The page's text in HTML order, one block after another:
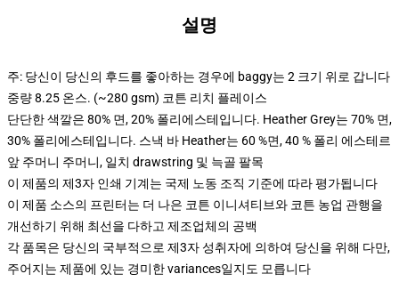
설명
주: 당신이 당신의 후드를 좋아하는 경우에 baggy는 2 크기 위로 갑니다
중량 8.25 온스. (~280 gsm) 코튼 리치 플레이스
단단한 색깔은 80% 면, 20% 폴리에스테입니다. Heather Grey는 70% 면,
30% 폴리에스테입니다. 스낵 바 Heather는 60 %면, 40 % 폴리 에스테르
앞 주머니 주머니, 일치 drawstring 및 늑골 팔목
이 제품의 제3자 인쇄 기계는 국제 노동 조직 기준에 따라 평가됩니다
이 제품 소스의 프린터는 더 나은 코튼 이니셔티브와 코튼 농업 관행을
개선하기 위해 최선을 다하고 제조업체의 공백
각 품목은 당신의 국부적으로 제3자 성취자에 의하여 당신을 위해 다만,
주어지는 제품에 있는 경미한 variances일지도 모릅니다